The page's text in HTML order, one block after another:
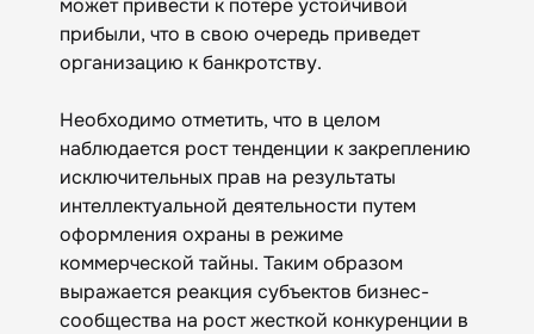
может привести к потере устойчивой
прибыли, что в свою очередь приведет
организацию к банкротству.
Необходимо отметить, что в целом
наблюдается рост тенденции к закреплению
исключительных прав на результаты
интеллектуальной деятельности путем
оформления охраны в режиме
коммерческой тайны. Таким образом
выражается реакция субъектов бизнес-
сообщества на рост жесткой конкуренции в